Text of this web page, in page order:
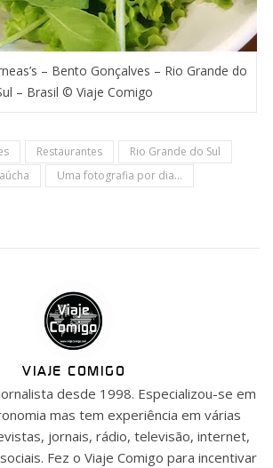
– Bento Gonçalves – Rio Grande do
– Brasil © Viaje Comigo
Restaurantes
Rio Grande do Sul
Uma fotografia por dia...
VIAJE COMIGO
desde 1998. Especializou-se em
mas tem experiência em várias
jornais, rádio, televisão, internet,
Fez o Viaje Comigo para incentivar